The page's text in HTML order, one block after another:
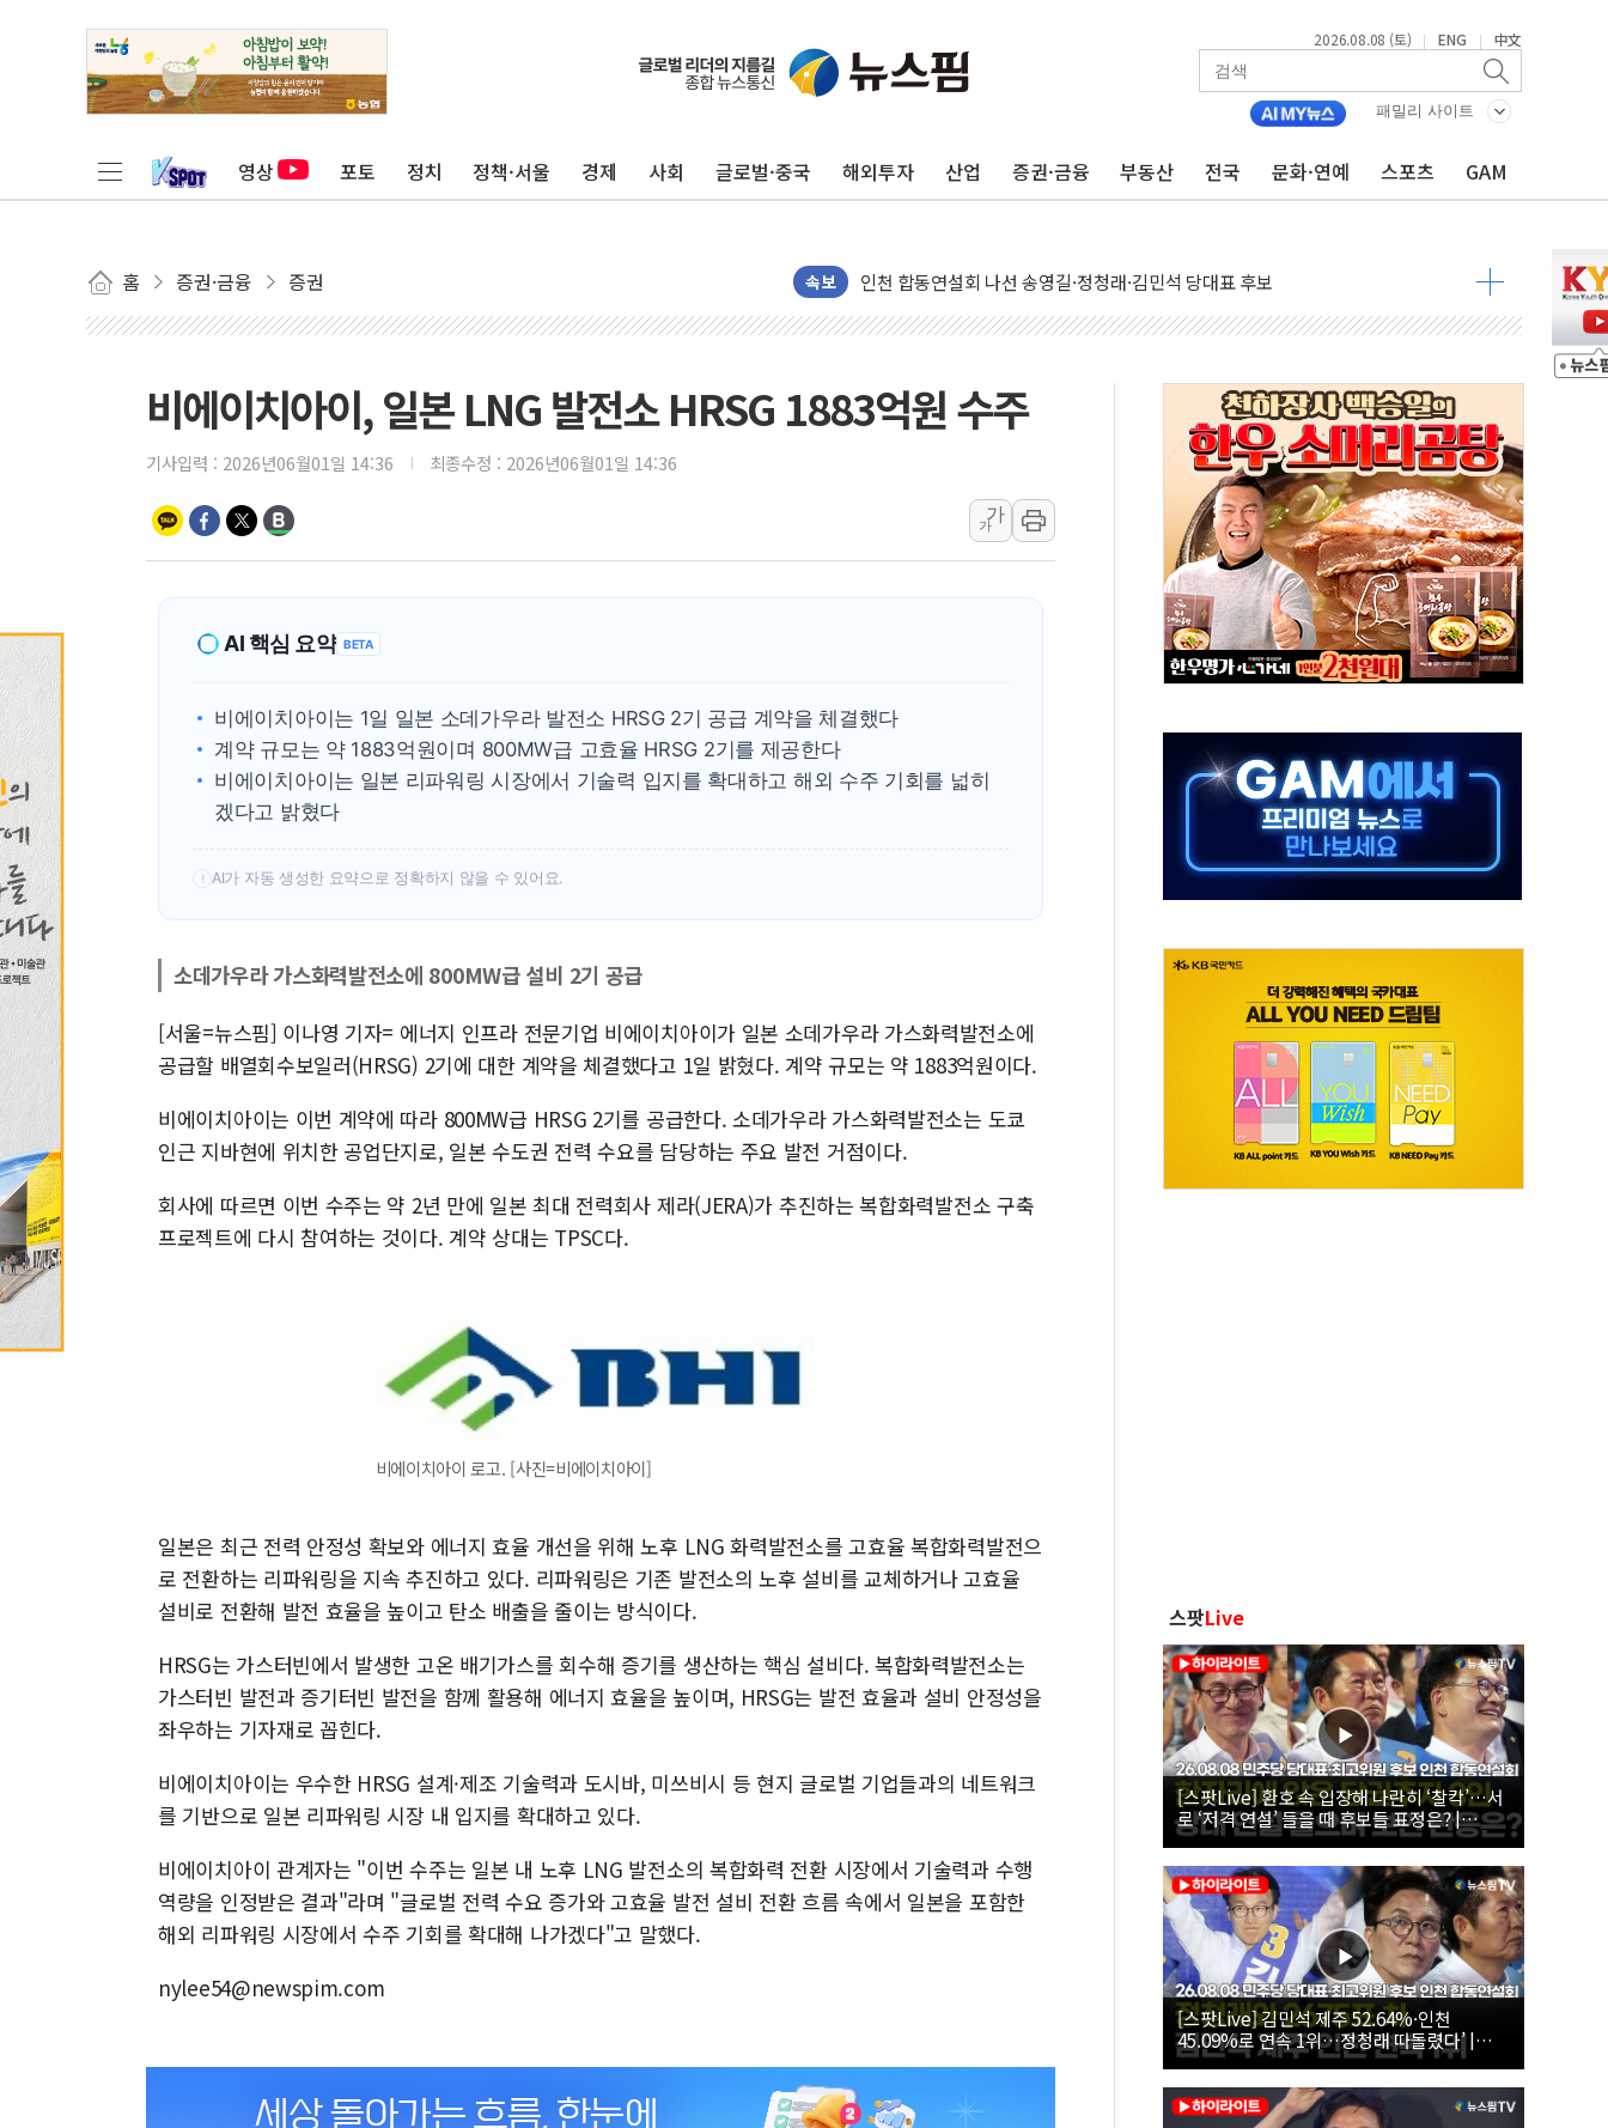
2026.08.08 (토) | ENG | 中文
패밀리 사이트
영상 포토 정치 정책·서울 경제 사회 글로벌·중국 해외투자 산업 증권·금융 부동산 전국 문화·연예 스포츠 GAM
홈 증권·금융 증권 속보
울진·영덕 '호우특보'-포항 '산사태 주의보'...경북도, 호우 피해·통제구간 없어
[종합] 김민석, 정청래에 '0.86%p' 차 재역전 성공...金 45.42% vs 鄭 44.56%
김민석, 2주차 제주·인천 경선서 정청래에 승리...47.75% vs 42.08%
인사하는 김민석 당대표 후보
[속보] 민주, 인천 경선 결과 발표...김민석 45.09% 정청래 43.27% 송영길 11.63%
[속보] 민주, 제주 경선 결과 발표...김민석 52.64% 정청래 39.89% 송영길 7.47%
美, 이란전 출구전략 만지작…공습 한계·탄약 부족 현실화
강릉·동해·삼척 시간당 최대 50㎜ 폭우…강원 동해안 강한 비 이어져
폐기물 수거하다 참변…60대 환경미화원 수거차에 치여 사망
서울 중랑구 주택가서 흉기 난동…60대 남성 2명 숨져
李대통령 "결혼 때문에 손해 보는 일 없게"…'결혼 페널티' 22개 과제 손본다
여수 오동도 인근 해상서 모터보트 전복…1명 사망·1명 실종
추미애, '위안부' 피해자 기림의 날 참석..."국제적 시민 연대로 목소리 내야"
인천 선재도 갯벌서 해루질 중 실종 60대 나흘만에 숨진 채 발견
인천서 말다툼 중 어머니 흉기 살해 10대 아들 체포
'화합' 꺼낸 김민석에 '뻔뻔' 받아친 정청래…제주 연설서 신경전 고조
李대통령, ISA 개편 재검토 지시…與 "적극 환영"·野 "졸속 국정"
비에이치아이, 일본 LNG 발전소 HRSG 1883억원 수주
기사입력 : 2026년06월01일 14:36 최종수정 : 2026년06월01일 14:36
가
가
AI 핵심 요약 BETA
비에이치아이는 1일 일본 소데가우라 발전소 HRSG 2기 공급 계약을 체결했다
계약 규모는 약 1883억원이며 800MW급 고효율 HRSG 2기를 제공한다
비에이치아이는 일본 리파워링 시장에서 기술력 입지를 확대하고 해외 수주 기회를 넓히
겠다고 밝혔다
! AI가 자동 생성한 요약으로 정확하지 않을 수 있어요.
소데가우라 가스화력발전소에 800MW급 설비 2기 공급
[서울=뉴스핌] 이나영 기자= 에너지 인프라 전문기업 비에이치아이가 일본 소데가우라 가스화력발전소에
공급할 배열회수보일러(HRSG) 2기에 대한 계약을 체결했다고 1일 밝혔다. 계약 규모는 약 1883억원이다.
비에이치아이는 이번 계약에 따라 800MW급 HRSG 2기를 공급한다. 소데가우라 가스화력발전소는 도쿄
인근 지바현에 위치한 공업단지로, 일본 수도권 전력 수요를 담당하는 주요 발전 거점이다.
회사에 따르면 이번 수주는 약 2년 만에 일본 최대 전력회사 제라(JERA)가 추진하는 복합화력발전소 구축
프로젝트에 다시 참여하는 것이다. 계약 상대는 TPSC다.
비에이치아이 로고. [사진=비에이치아이]
일본은 최근 전력 안정성 확보와 에너지 효율 개선을 위해 노후 LNG 화력발전소를 고효율 복합화력발전으
로 전환하는 리파워링을 지속 추진하고 있다. 리파워링은 기존 발전소의 노후 설비를 교체하거나 고효율
설비로 전환해 발전 효율을 높이고 탄소 배출을 줄이는 방식이다.
HRSG는 가스터빈에서 발생한 고온 배기가스를 회수해 증기를 생산하는 핵심 설비다. 복합화력발전소는
가스터빈 발전과 증기터빈 발전을 함께 활용해 에너지 효율을 높이며, HRSG는 발전 효율과 설비 안정성을
좌우하는 기자재로 꼽힌다.
비에이치아이는 우수한 HRSG 설계·제조 기술력과 도시바, 미쓰비시 등 현지 글로벌 기업들과의 네트워크
를 기반으로 일본 리파워링 시장 내 입지를 확대하고 있다.
비에이치아이 관계자는 "이번 수주는 일본 내 노후 LNG 발전소의 복합화력 전환 시장에서 기술력과 수행
역량을 인정받은 결과"라며 "글로벌 전력 수요 증가와 고효율 발전 설비 전환 흐름 속에서 일본을 포함한
해외 리파워링 시장에서 수주 기회를 확대해 나가겠다"고 말했다.
nylee54@newspim.com
스팟Live
[스팟Live] 환호 속 입장해 나란히 ‘찰칵’…서
로 ‘저격 연설’ 들을 때 후보들 표정은? |
26.08.08 더불어민주당 당대표·최고위원 후
보 인천 합동연설회
[스팟Live] 김민석 제주 52.64%·인천
45.09%로 연속 1위…정청래 따돌렸다’ |
26.08.08 더불어민주당 당대표·최고위원 후
보 인천 합동연설회